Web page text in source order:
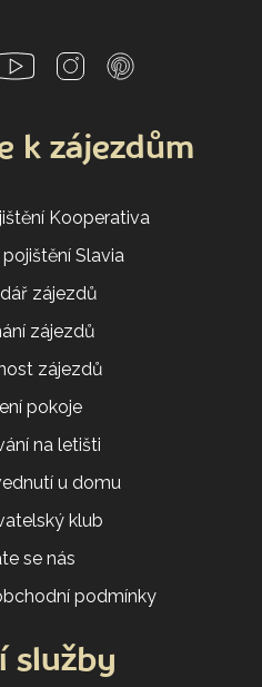
k zájezdům
Kooperativa
Slavia
zájezdů
zájezdů
zájezdů
pokoje
na letišti
u domu
klub
se nás
podmínky
služby